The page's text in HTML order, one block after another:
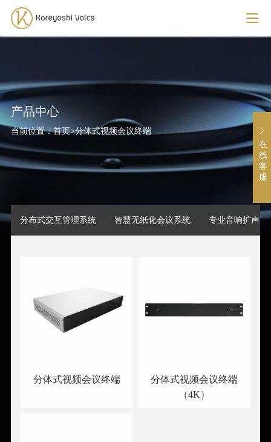
产品中心
当前位置：首页>分体式视频会议终端
分布式交互管理系统 智慧无纸化会议系统 专业音响扩声系
分体式视频会议终端
分体式视频会议终端
（4K）
在
线
客
服